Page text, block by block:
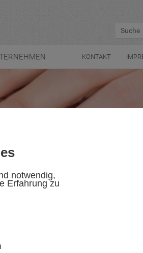
notwendig,
Erfahrung zu
KONTAKT